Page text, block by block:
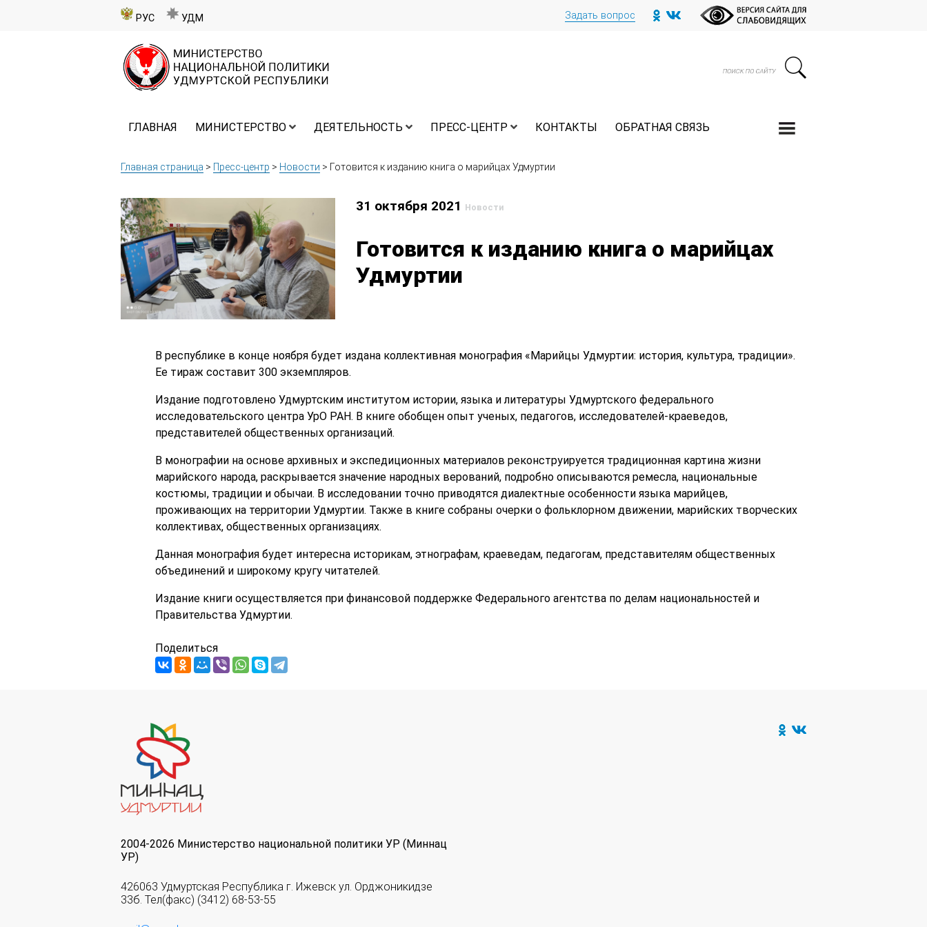
РУС УДМ Задать вопрос
ГЛАВНАЯ МИНИСТЕРСТВО ДЕЯТЕЛЬНОСТЬ ПРЕСС-ЦЕНТР КОНТАКТЫ ОБРАТНАЯ СВЯЗЬ
Главная страница > Пресс-центр > Новости > Готовится к изданию книга о марийцах Удмуртии
31 октября 2021 Новости
Готовится к изданию книга о марийцах
Удмуртии
В республике в конце ноября будет издана коллективная монография «Марийцы Удмуртии: история, культура, традиции».
Ее тираж составит 300 экземпляров.
Издание подготовлено Удмуртским институтом истории, языка и литературы Удмуртского федерального
исследовательского центра УрО РАН. В книге обобщен опыт ученых, педагогов, исследователей-краеведов,
представителей общественных организаций.
В монографии на основе архивных и экспедиционных материалов реконструируется традиционная картина жизни
марийского народа, раскрывается значение народных верований, подробно описываются ремесла, национальные
костюмы, традиции и обычаи. В исследовании точно приводятся диалектные особенности языка марийцев,
проживающих на территории Удмуртии. Также в книге собраны очерки о фольклорном движении, марийских творческих
коллективах, общественных организациях.
Данная монография будет интересна историкам, этнографам, краеведам, педагогам, представителям общественных
объединений и широкому кругу читателей.
Издание книги осуществляется при финансовой поддержке Федерального агентства по делам национальностей и
Правительства Удмуртии.
Поделиться
2004-2026 Министерство национальной политики УР (Миннац
УР)
426063 Удмуртская Республика г. Ижевск ул. Орджоникидзе
33б. Тел(факс) (3412) 68-53-55